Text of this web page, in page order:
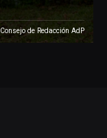
Consejo de Redacción AdP